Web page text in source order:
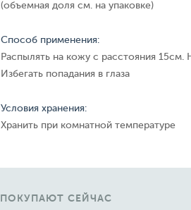
(объемная доля см. на упаковке)
Способ применения:
Распылять на кожу с расстояния
Избегать попадания в глаза
Условия хранения:
Хранить при комнатной температуре
ПОКУПАЮТ СЕЙЧАС